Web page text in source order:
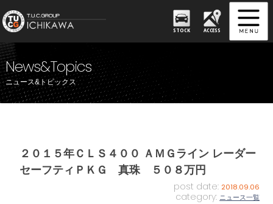
STOCK ACCESS
News&Topics
ニュース&トピックス
２０１５年ＣＬＳ４００ ＡＭＧライン レーダー
セーフティＰＫＧ 真珠 ５０８万円
post date: 2018.09.06
category: ニュース一覧